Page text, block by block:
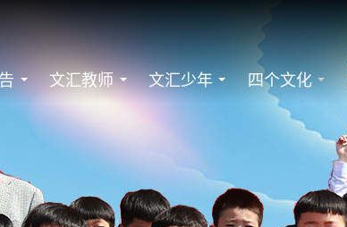
文汇教师 文汇少年 四个文化